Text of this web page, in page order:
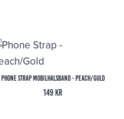
Phone Strap Mobilhalsband - Peach/Guld
149 kr